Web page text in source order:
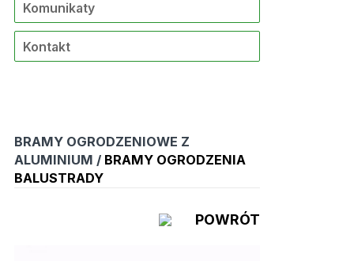
Komunikaty
Kontakt
BRAMY OGRODZENIOWE Z
ALUMINIUM / BRAMY OGRODZENIA
BALUSTRADY
POWRÓT